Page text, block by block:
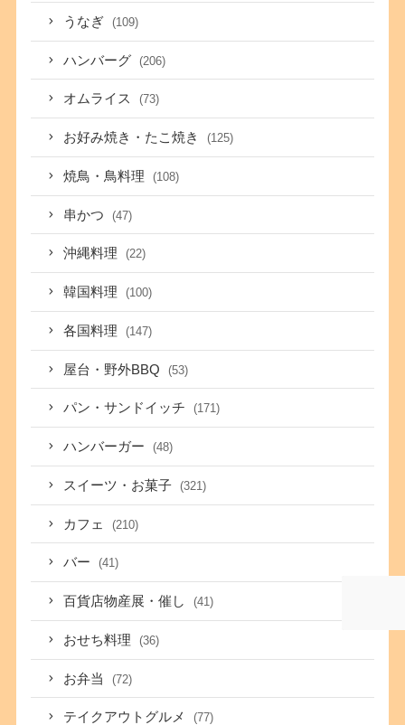
うなぎ (109)
ハンバーグ (206)
オムライス (73)
お好み焼き・たこ焼き (125)
焼鳥・鳥料理 (108)
串かつ (47)
沖縄料理 (22)
韓国料理 (100)
各国料理 (147)
屋台・野外BBQ (53)
パン・サンドイッチ (171)
ハンバーガー (48)
スイーツ・お菓子 (321)
カフェ (210)
バー (41)
百貨店物産展・催し (41)
おせち料理 (36)
お弁当 (72)
テイクアウトグルメ (77)